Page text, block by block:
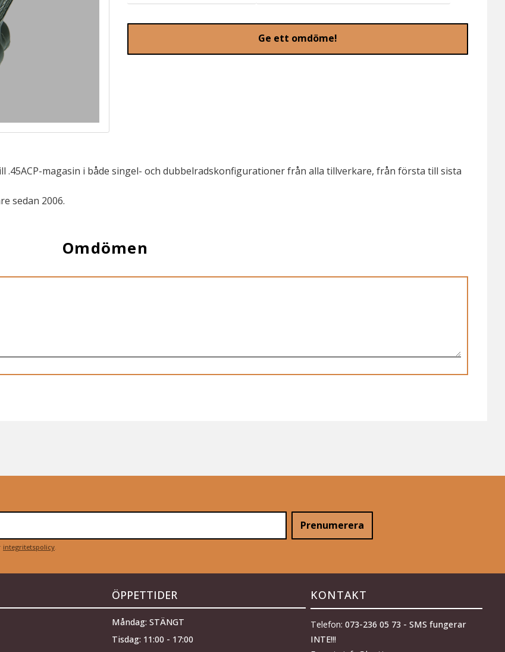
Ge ett omdöme!
.45ACP-magasin i både singel- och dubbelradskonfigurationer från alla tillverkare, från första till sista
sedan 2006.
Omdömen
Prenumerera
integritetspolicy.
ÖPPETTIDER
Måndag: STÄNGT
Tisdag: 11:00 - 17:00
KONTAKT
Telefon: 073-236 05 73 - SMS fungerar
INTE!!!